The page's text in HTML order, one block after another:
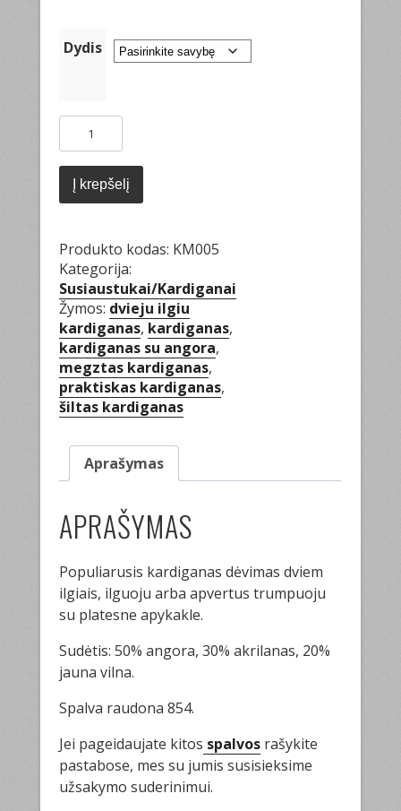
Dydis
kiekis:
Dviejų
ilgių
kardiganas
Į krepšelį
Produkto kodas: KM005
Kategorija:
Susiaustukai/Kardiganai
Žymos: dvieju ilgiu
kardiganas, kardiganas,
kardiganas su angora,
megztas kardiganas,
praktiskas kardiganas,
šiltas kardiganas
Aprašymas
APRAŠYMAS
Populiarusis kardiganas dėvimas dviem
ilgiais, ilguoju arba apvertus trumpuoju
su platesne apykakle.
Sudėtis: 50% angora, 30% akrilanas, 20%
jauna vilna.
Spalva raudona 854.
Jei pageidaujate kitos spalvos rašykite
pastabose, mes su jumis susisieksime
užsakymo suderinimui.